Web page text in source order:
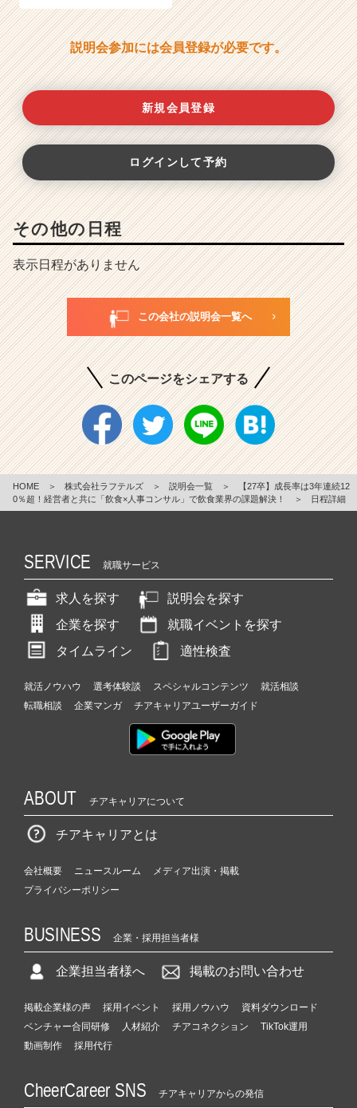
説明会参加には会員登録が必要です。
新規会員登録
ログインして予約
その他の日程
表示日程がありません
この会社の説明会一覧へ
このページをシェアする
HOME ＞ 株式会社ラフテルズ ＞ 説明会一覧 ＞
【27卒】成長率は3年連続12
0％超！経営者と共に「飲食×人事コンサル」で飲食業界の課題解決！
＞ 日程詳細
SERVICE 就職サービス
求人を探す
説明会を探す
企業を探す
就職イベントを探す
タイムライン
適性検査
就活ノウハウ 選考体験談 スペシャルコンテンツ
就活相談
転職相談
企業マンガ チアキャリアユーザーガイド
ABOUT チアキャリアについて
チアキャリアとは
会社概要 ニュースルーム
メディア出演・掲載
プライバシーポリシー
BUSINESS 企業・採用担当者様
企業担当者様へ 掲載のお問い合わせ
掲載企業様の声 採用イベント 採用ノウハウ
資料ダウンロード
ベンチャー合同研修
人材紹介 チアコネクション
TikTok運用
動画制作
採用代行
CheerCareer SNS チアキャリアからの発信